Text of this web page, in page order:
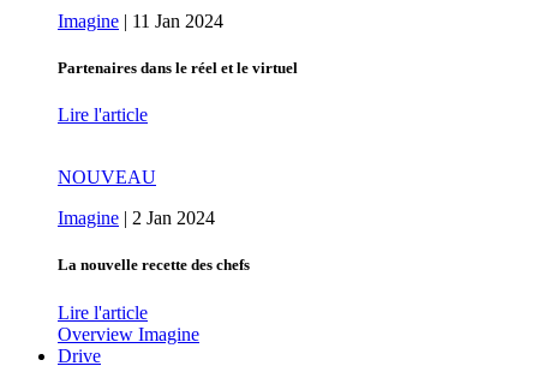
Imagine | 11 Jan 2024
Partenaires dans le réel et le virtuel
Lire l'article
NOUVEAU
Imagine | 2 Jan 2024
La nouvelle recette des chefs
Lire l'article
Overview Imagine
Drive